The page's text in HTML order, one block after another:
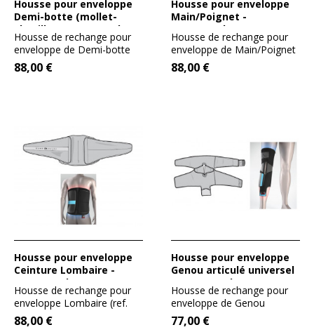
Housse pour enveloppe
Demi-botte (mollet-
cheville) - GameReady
Housse de rechange pour
enveloppe de Demi-botte
(ref. 590906). Durée de la...
88,00 €
Housse pour enveloppe
Main/Poignet -
GameReady
Housse de rechange pour
enveloppe de Main/Poignet
(ref. 590811). Taille...
88,00 €
Housse pour enveloppe
Ceinture Lombaire -
GameReady
Housse de rechange pour
enveloppe Lombaire (ref.
590500). Taille unique ....
88,00 €
Housse pour enveloppe
Genou articulé universel
- GameReady
Housse de rechange pour
enveloppe de Genou
articulé universel (ref....
77,00 €